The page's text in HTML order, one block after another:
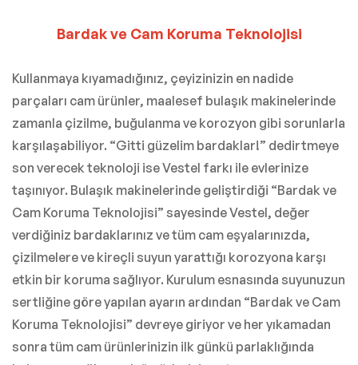
Bardak ve Cam Koruma Teknolojisi
Kullanmaya kıyamadığınız, çeyizinizin en nadide
parçaları cam ürünler, maalesef bulaşık makinelerinde
zamanla çizilme, buğulanma ve korozyon gibi sorunlarla
karşılaşabiliyor. “Gitti güzelim bardaklar!” dedirtmeye
son verecek teknoloji ise Vestel farkı ile evlerinize
taşınıyor. Bulaşık makinelerinde geliştirdiği “Bardak ve
Cam Koruma Teknolojisi” sayesinde Vestel, değer
verdiğiniz bardaklarınız ve tüm cam eşyalarınızda,
çizilmelere ve kireçli suyun yarattığı korozyona karşı
etkin bir koruma sağlıyor. Kurulum esnasında suyunuzun
sertliğine göre yapılan ayarın ardından “Bardak ve Cam
Koruma Teknolojisi” devreye giriyor ve her yıkamadan
sonra tüm cam ürünlerinizin ilk günkü parlaklığında